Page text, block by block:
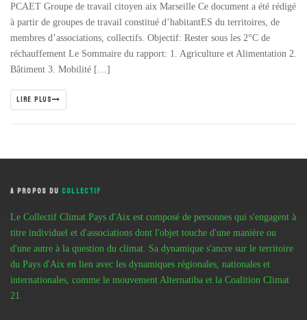
PCAET Groupe de travail citoyen aix Marseille Ce document a été rédigé
à partir de groupes de travail constitué d’habitantES du territoires, de
membres d’associations, collectifs. Objectif: Rester sous les 2°C de
réchauffement Le Sommaire du rapport: 1. Agriculture et Alimentation 2.
Bâtiment 3. Mobilité […]
LIRE PLUS
A PROPOS DUCOLLECTIF
Le Collectif Climat Pays d'Aix est composé de personnes qui s'engagent à
titre individuel et d'associations dont l'objet touche d'une manière ou
d'une autre à la question du climat. Sa dynamique s'ancre sur le territoire
du Pays d'Aix en lien avec les dynamiques régionales, nationales et
internationales, comme le mouvement Alternatiba et la Coalition Climat
21.